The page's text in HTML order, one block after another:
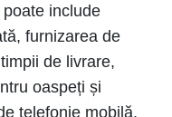
include
furnizarea de
de livrare,
oaspeți și
telefonie mobilă.